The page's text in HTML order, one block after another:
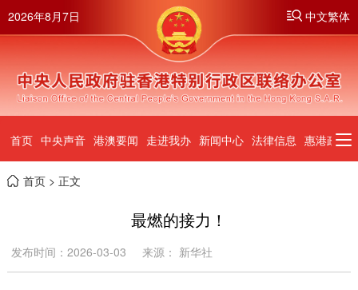
2026年8月7日 中文繁体
首页 中央声音 港澳要闻 走进我办 新闻中心 法律信息 惠港政策
首页> 正文
最燃的接力！
发布时间：2026-03-03 来源： 新华社